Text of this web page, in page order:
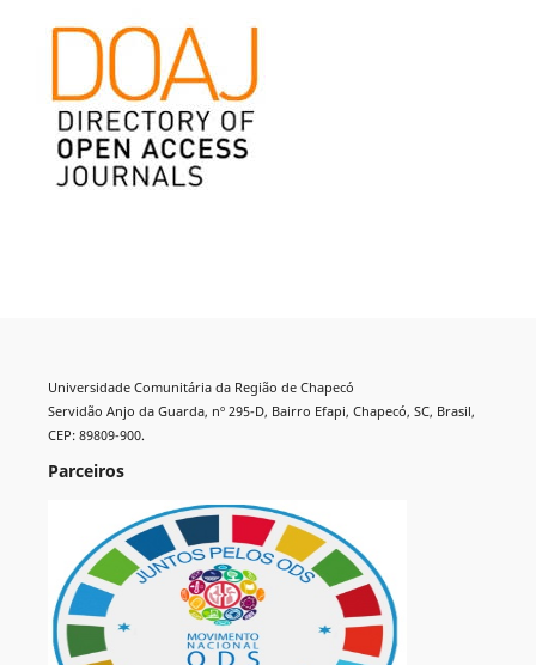
Universidade Comunitária da Região de Chapecó
Servidão Anjo da Guarda, nº 295-D, Bairro Efapi, Chapecó, SC, Brasil,
CEP: 89809-900.
Parceiros